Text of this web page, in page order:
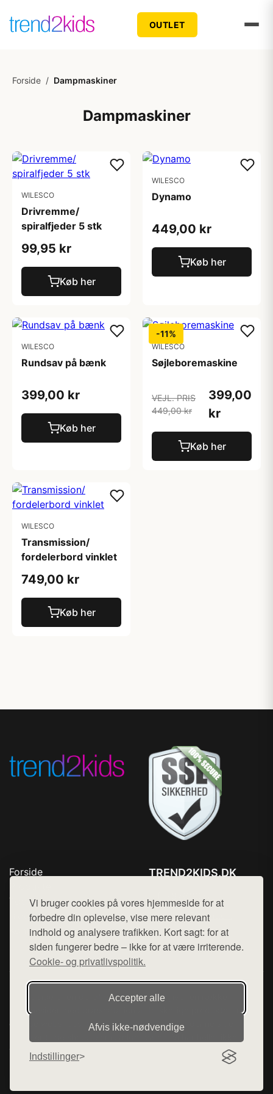
Vi bruger cookies på vores hjemmeside for at
forbedre din oplevelse, vise mere relevant
indhold og analysere trafikken. Kort sagt: for at
siden fungerer bedre – ikke for at være irriterende.
Cookie- og privatlivspolitik.
Accepter alle
Afvis ikke‑nødvendige
Indstillinger
OUTLET
Forside / Dampmaskiner
Dampmaskiner
WILESCO
Drivremme/
spiralfjeder 5 stk
99,95 kr
Køb her
WILESCO
Dynamo
449,00 kr
Køb her
WILESCO
Rundsav på bænk
399,00 kr
Køb her
-11%
WILESCO
Søjleboremaskine
VEJL. PRIS
449,00 kr
399,00
kr
Køb her
WILESCO
Transmission/
fordelerbord vinklet
749,00 kr
Køb her
Forside
Top Rabatter
Blog
Kontakt
TREND2KIDS.DK
Mail: hej@want.dk
Cookie- og privatlivspolitik
Denne side er en del af want.dk, der udgiver en række
hjemmesider med præsentation af forskellige produkter fra
diverse webshops. Der sælges ikke varer fra denne side - vi
henviser til de shops, som sælger varen. Vi har heller ikke
varerne på lager.